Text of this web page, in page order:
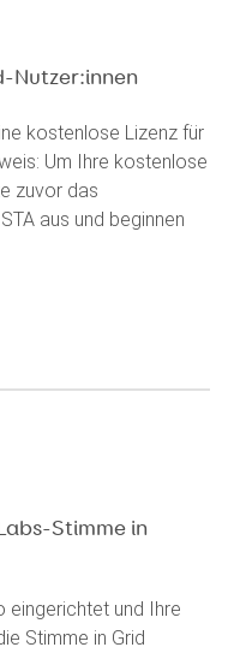
Nutzer:innen
kostenlose Lizenz für
Um Ihre kostenlose
zuvor das
aus und beginnen
Stimme in
eingerichtet und Ihre
Stimme in Grid